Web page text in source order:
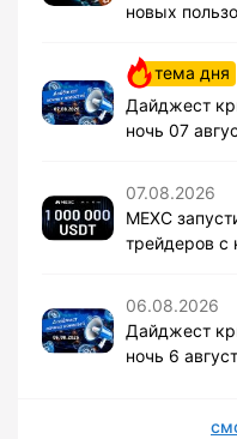
новых
тема дня
Дайджест
ночь 07
07.08.2026
MEXC
трейдеров
06.08.2026
Дайджест
ночь 6